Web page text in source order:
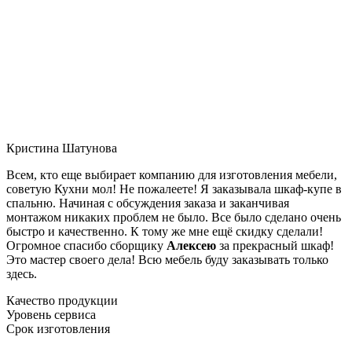
Кристина Шатунова
Всем, кто еще выбирает компанию для изготовления мебели,
советую Кухни мол! Не пожалеете! Я заказывала шкаф-купе в
спальню. Начиная с обсуждения заказа и заканчивая
монтажом никаких проблем не было. Все было сделано очень
быстро и качественно. К тому же мне ещё скидку сделали!
Огромное спасибо сборщику Алексею за прекрасный шкаф!
Это мастер своего дела! Всю мебель буду заказывать только
здесь.
Качество продукции
Уровень сервиса
Срок изготовления